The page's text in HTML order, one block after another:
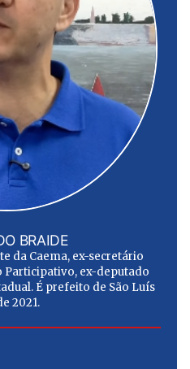
BRAIDE
da Caema, ex-secretário
ex-deputado
É prefeito de São Luís
2021.